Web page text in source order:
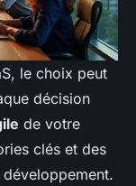
le choix peut
décision
de votre
clés et des